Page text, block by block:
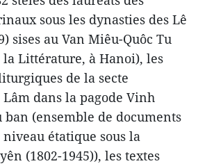
sous les dynasties des Lê
sises au Van Miêu-Quôc Tu
la Littérature, à Hanoi), les
de la secte
dans la pagode Vinh
ban (ensemble de documents
étatique sous la
(1802-1945)), les textes